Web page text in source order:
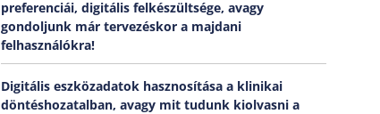
Betöltés...
preferenciái, digitális felkészültsége, avagy
gondoljunk már tervezéskor a majdani
felhasználókra!
Digitális eszközadatok hasznosítása a klinikai
döntéshozatalban, avagy mit tudunk kiolvasni a